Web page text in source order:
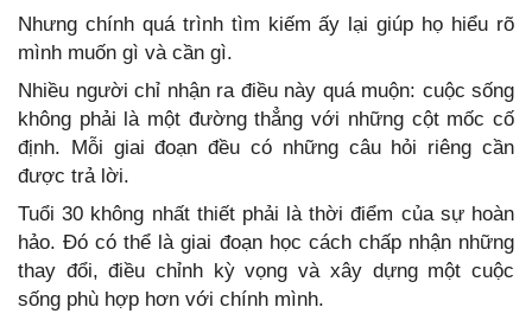
Nhưng chính quá trình tìm kiếm ấy lại giúp họ hiểu rõ
mình muốn gì và cần gì.
Nhiều người chỉ nhận ra điều này quá muộn: cuộc sống
không phải là một đường thẳng với những cột mốc cố
định. Mỗi giai đoạn đều có những câu hỏi riêng cần
được trả lời.
Tuổi 30 không nhất thiết phải là thời điểm của sự hoàn
hảo. Đó có thể là giai đoạn học cách chấp nhận những
thay đổi, điều chỉnh kỳ vọng và xây dựng một cuộc
sống phù hợp hơn với chính mình.